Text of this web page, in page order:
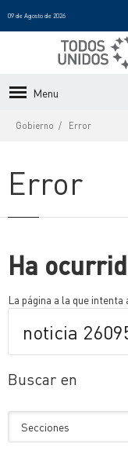
09 de Agosto de 2026
Menu
Gobierno Error
Error
Ha
La página a la que
Buscar en